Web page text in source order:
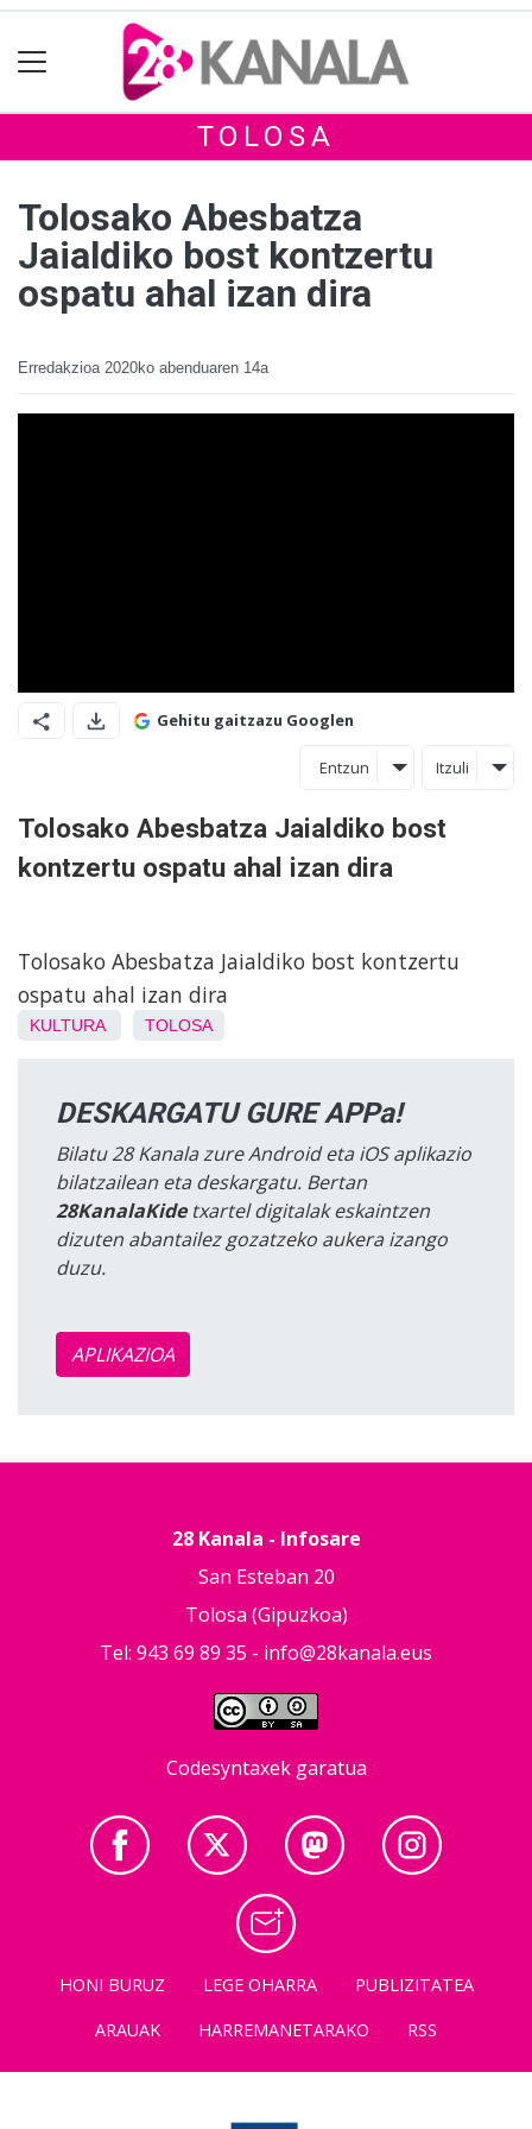
TOLOSA
Tolosako Abesbatza
Jaialdiko bost kontzertu
ospatu ahal izan dira
Erredakzioa 2020ko abenduaren 14a
Gehitu gaitzazu Googlen
Entzun Itzuli
Tolosako Abesbatza Jaialdiko bost
kontzertu ospatu ahal izan dira
Tolosako Abesbatza Jaialdiko bost kontzertu
ospatu ahal izan dira
KULTURA TOLOSA
DESKARGATU GURE APPa!
Bilatu 28 Kanala zure Android eta iOS aplikazio
bilatzailean eta deskargatu. Bertan
28KanalaKidetxartel digitalak eskaintzen
dizuten abantailez gozatzeko aukera izango
duzu.
APLIKAZIOA
28 Kanala - Infosare
San Esteban 20
Tolosa (Gipuzkoa)
Tel: 943 69 89 35 - info@28kanala.eus
Codesyntaxek garatua
HONI BURUZ LEGE OHARRA
PUBLIZITATEA
ARAUAK
HARREMANETARAKO RSS